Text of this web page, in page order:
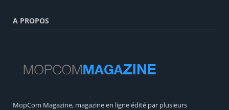
A PROPOS
MopCom Magazine, magazine en ligne édité par plusieurs